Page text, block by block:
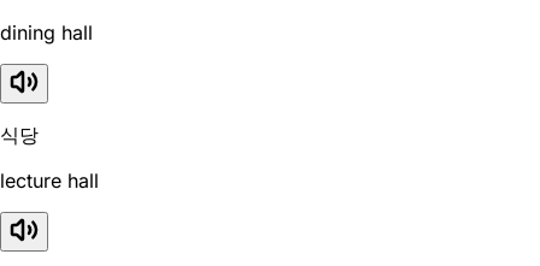
dining hall
식당
lecture hall